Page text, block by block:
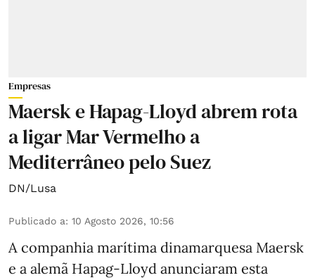
Empresas
Maersk e Hapag-Lloyd abrem rota
a ligar Mar Vermelho a
Mediterrâneo pelo Suez
DN/Lusa
Publicado a: 10 Agosto 2026, 10:56
A companhia marítima dinamarquesa Maersk
e a alemã Hapag-Lloyd anunciaram esta